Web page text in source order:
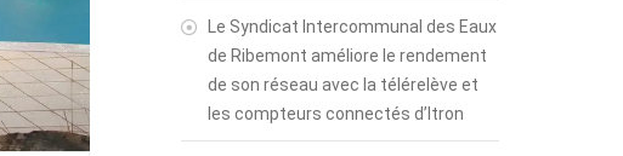
Le Syndicat Intercommunal des Eaux
de Ribemont améliore le rendement
de son réseau avec la télérelève et
les compteurs connectés d’Itron